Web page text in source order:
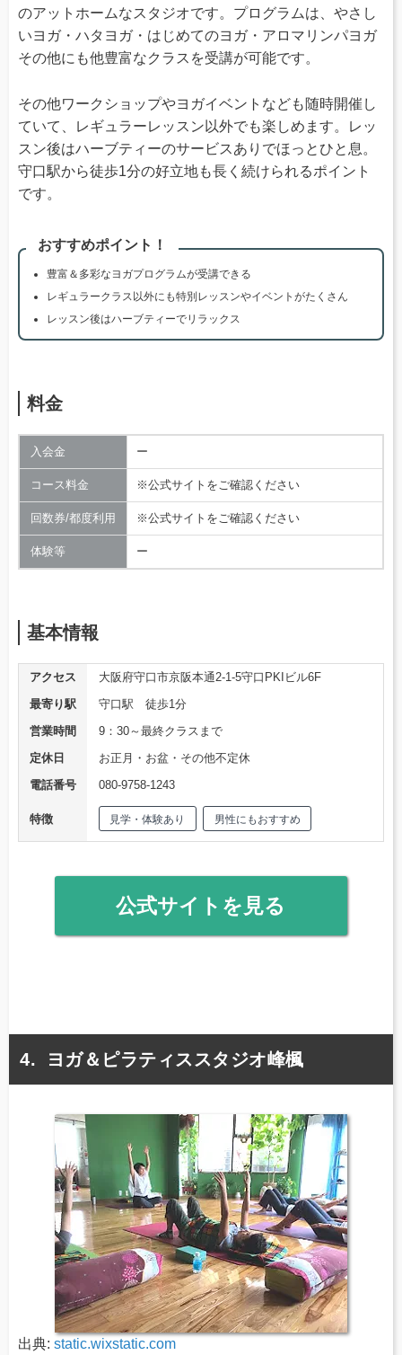
のアットホームなスタジオです。プログラムは、やさし
いヨガ・ハタヨガ・はじめてのヨガ・アロマリンパヨガ
その他にも他豊富なクラスを受講が可能です。
その他ワークショップやヨガイベントなども随時開催し
ていて、レギュラーレッスン以外でも楽しめます。レッ
スン後はハーブティーのサービスありでほっとひと息。
守口駅から徒歩1分の好立地も長く続けられるポイント
です。
おすすめポイント！
豊富＆多彩なヨガプログラムが受講できる
レギュラークラス以外にも特別レッスンやイベントがたくさん
レッスン後はハーブティーでリラックス
料金
入会金 ー
コース料金 ※公式サイトをご確認ください
回数券/都度利用 ※公式サイトをご確認ください
体験等 ー
基本情報
アクセス
大阪府守口市京阪本通2-1-5守口PKIビル6F
最寄り駅
守口駅 徒歩1分
営業時間
9：30～最終クラスまで
定休日
お正月・お盆・その他不定休
電話番号
080-9758-1243
特徴 見学・体験あり 男性にもおすすめ
公式サイトを見る
ヨガ＆ピラティススタジオ峰楓
出典: static.wixstatic.com